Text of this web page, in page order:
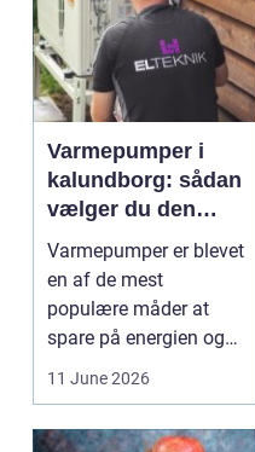
Varmepumper i
kalundborg: sådan
vælger du den
rigtige løsning
Varmepumper er blevet
en af de mest
populære måder at
spare på energien og
få et bedre indeklima
11 June 2026